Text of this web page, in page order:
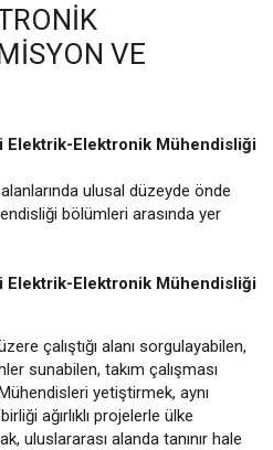
VE
Elektrik-Elektronik Mühendisliği
ulusal düzeyde önde
bölümleri arasında yer
Elektrik-Elektronik Mühendisliği
çalıştığı alanı sorgulayabilen,
sunabilen, takım çalışması
yetiştirmek, aynı
ağırlıklı projelerle ülke
uluslararası alanda tanınır hale